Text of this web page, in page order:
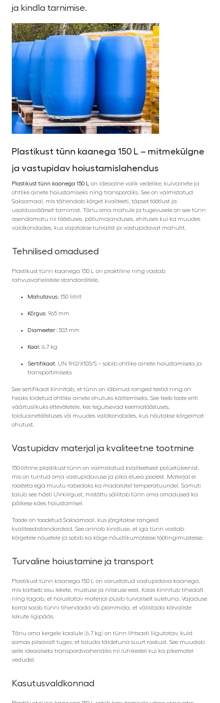
ja kindla tarnimise.
Plastikust tünn kaanega 150 L – mitmekülgne
ja vastupidav hoiustamislahendus
Plastikust tünn kaanega 150 L
on ideaalne valik vedelike, kuivainete ja
ohtlike ainete hoiustamiseks ning transpordiks. See on valmistatud
Saksamaal, mis tähendab kõrget kvaliteeti, täpset töötlust ja
usaldusväärset tarnimist. Tänu oma mahule ja tugevusele on see tünn
asendamatu nii tööstuses, põllumajanduses, ehituses kui ka muudes
valdkondades, kus vajatakse turvalist ja vastupidavat mahutit.
Tehnilised omadused
Plastikust tünn kaanega 150 L on praktiline ning vastab
rahvusvahelistele standarditele.
Mahutavus: 150 liitrit
Kõrgus: 965 mm
Diameeter: 503 mm
Kaal: 6,7 kg
Sertifikaat: UN 1H2/X105/S – sobib ohtlike ainete hoiustamiseks ja
transportimiseks
See sertifikaat kinnitab, et tünn on läbinud ranged testid ning on
heaks kiidetud ohtlike ainete ohutuks käitlemiseks. See teeb toote eriti
väärtuslikuks ettevõtetele, kes tegutsevad keemiatööstuses,
toiduainetööstuses või muudes valdkondades, kus nõutakse kõrgeimat
ohutust.
Vastupidav materjal ja kvaliteetne tootmine
150-liitrine plastikust tünn on valmistatud kvaliteetsest polüetüleenist,
mis on tuntud oma vastupidavuse ja pika eluea poolest. Materjal ei
roosteta ega muutu rabedaks ka madalatel temperatuuridel. Samuti
talub see hästi UV-kiirgust, mistõttu säilitab tünn oma omadused ka
päikese käes hoiustamisel.
Toode on toodetud Saksamaal, kus järgitakse rangeid
kvaliteedistandardeid. See annab kindluse, et iga tünn vastab
kõrgetele nõuetele ja sobib ka kõige nõudlikumatesse töötingimustesse.
Turvaline hoiustamine ja transport
Plastikust tünn kaanega 150 L on varustatud vastupidava kaanega,
mis kaitseb sisu lekete, mustuse ja niiskuse eest. Kaas kinnitub tihedalt
ning tagab, et hoiustatav materjal püsib turvaliselt suletuna. Vajaduse
korral saab tünni tihendada või plommida, et välistada kõrvaliste
isikute ligipääs.
Tänu oma kergele kaalule (6,7 kg) on tünn lihtsasti liigutatav, kuid
samas piisavalt tugev, et taluda täidetuna suurt raskust. See muudab
selle ideaalseks transpordivahendiks nii lühikestel kui ka pikematel
vedudel.
Kasutusvaldkonnad